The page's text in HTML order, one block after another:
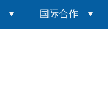
国际合作